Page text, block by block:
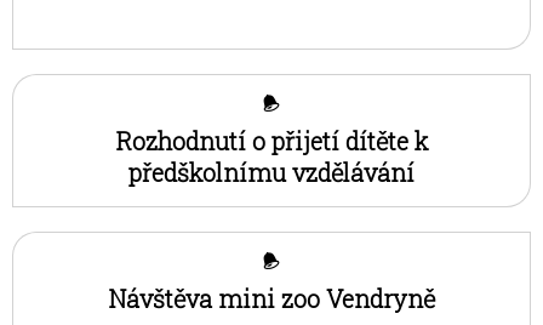
Rozhodnutí o přijetí dítěte k
předškolnímu vzdělávání
Návštěva mini zoo Vendryně